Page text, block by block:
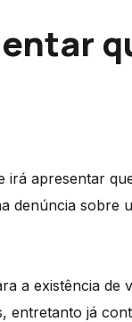
irá apresentar
denúncia sobre
a existência de
entretanto já